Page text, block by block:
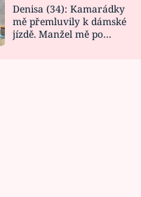
Denisa (34): Kamarádky
mě přemluvily k dámské
jízdě. Manžel mě po